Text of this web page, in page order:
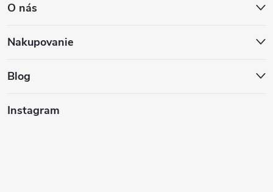
p
ä
O nás
Nakupovanie
Blog
Instagram